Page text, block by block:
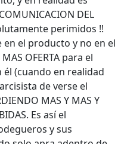
DEL
perimidos !!
el producto y no en el
OFERTA para el
(cuando en realidad
de verse el
MAS Y MAS Y
Es así el
y sus